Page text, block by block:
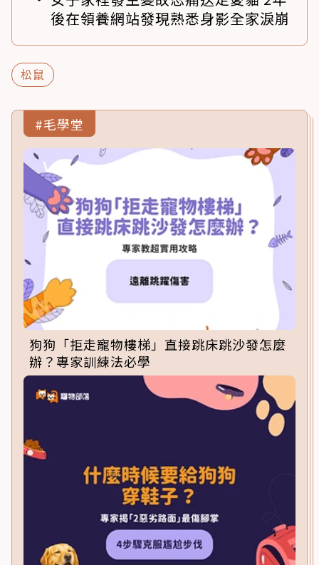
後在領養網站發現熟悉身影全家淚崩
松鼠
#毛學堂
狗狗「拒走寵物樓梯」直接跳床跳沙發怎麼
辦？專家訓練法必學